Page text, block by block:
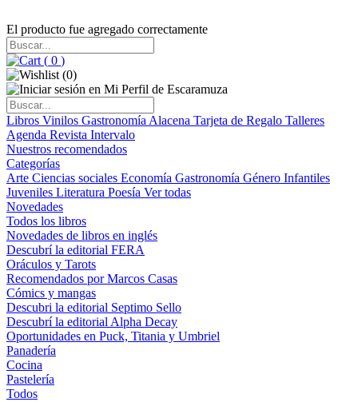
El producto fue agregado correctamente
( 0 )
(0)
Libros Vinilos Gastronomía Alacena Tarjeta de Regalo Talleres
Agenda Revista Intervalo
Nuestros recomendados
Categorías
Arte Ciencias sociales Economía Gastronomía Género Infantiles
Juveniles Literatura Poesía Ver todas
Novedades
Todos los libros
Novedades de libros en inglés
Descubrí la editorial FERA
Oráculos y Tarots
Recomendados por Marcos Casas
Cómics y mangas
Descubri la editorial Septimo Sello
Descubrí la editorial Alpha Decay
Oportunidades en Puck, Titania y Umbriel
Panadería
Cocina
Pastelería
Todos